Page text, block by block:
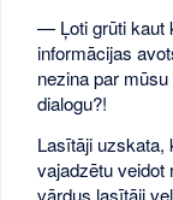
— Ļoti grūti kaut
informācijas
nezina par
dialogu?!
Lasītāji uzskata,
vajadzētu veidot